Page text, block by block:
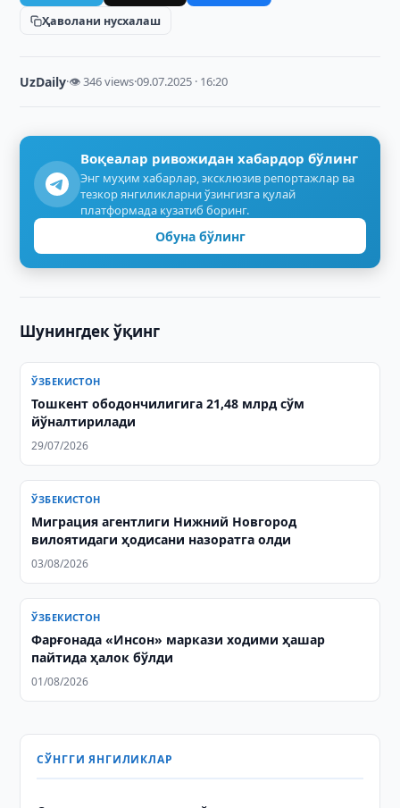
Ҳаволани нусхалаш
UzDaily·👁 346 views·09.07.2025 · 16:20
Воқеалар ривожидан хабардор бўлинг
Энг муҳим хабарлар, эксклюзив репортажлар ва
тезкор янгиликларни ўзингизга қулай
платформада кузатиб боринг.
Обуна бўлинг
Шунингдек ўқинг
ЎЗБЕКИСТОН
Тошкент ободончилигига 21,48 млрд сўм
йўналтирилади
29/07/2026
ЎЗБЕКИСТОН
Миграция агентлиги Нижний Новгород
вилоятидаги ҳодисани назоратга олди
03/08/2026
ЎЗБЕКИСТОН
Фарғонада «Инсон» маркази ходими ҳашар
пайтида ҳалок бўлди
01/08/2026
СЎНГГИ ЯНГИЛИКЛАР